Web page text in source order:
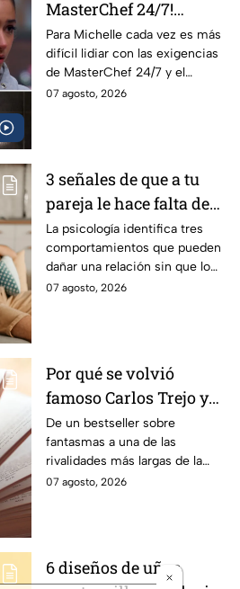
MasterChef 24/7!
Michelle se quiebra por
su mal desempeño y
Carmen explota por el
delantal negro
Para Michelle cada vez es más
difícil lidiar con las exigencias
de MasterChef 24/7 y el
regaño por un “platillo
07 agosto, 2026
3 señales de que a tu
pareja le hace falta de
responsabilidad
afectiva y no te das
cuenta, según la
psicología
La psicología identifica tres
comportamientos que pueden
dañar una relación sin que lo
notes
07 agosto, 2026
Por qué se volvió
famoso Carlos Trejo y
cómo nació el
problema de antaño
que tiene con Alfredo
Adame
De un bestseller sobre
fantasmas a una de las
rivalidades más largas de la
televisión mexicana
07 agosto, 2026
6 diseños de uñas